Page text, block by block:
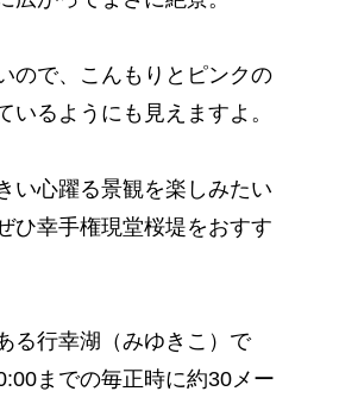
ので、こんもりとピンクの
いるようにも見えますよ。
い心躍る景観を楽しみたい
ひ幸手権現堂桜堤をおすす
る行幸湖（みゆきこ）で
までの毎正時に約30メー